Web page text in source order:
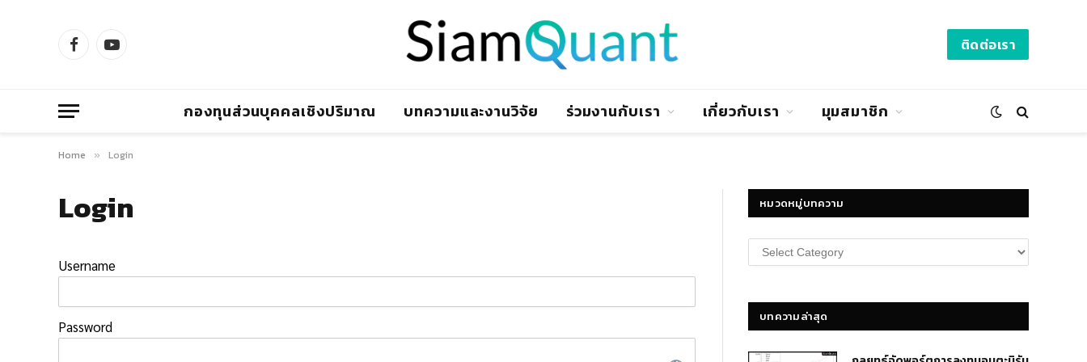
FacebookYouTube ติดต่อเรา
กองทุนส่วนบุคคลเชิงปริมาณ บทความและงานวิจัย ร่วมงานกับเรา เกี่ยวกับเรา มุมสมาชิก
Home » Login
Login
Username
Password
หมวดหมู่บทความ
หมวด
หมู่
บทความล่าสุด